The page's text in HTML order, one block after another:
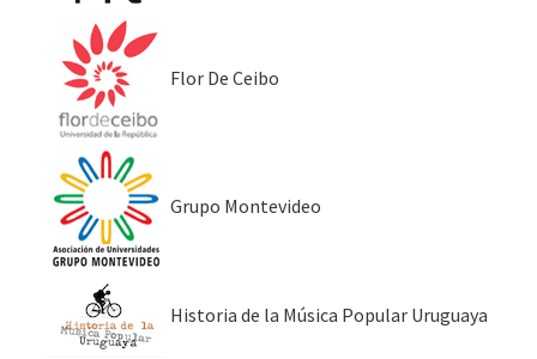
Flor De Ceibo
Grupo Montevideo
Historia de la Música Popular Uruguaya